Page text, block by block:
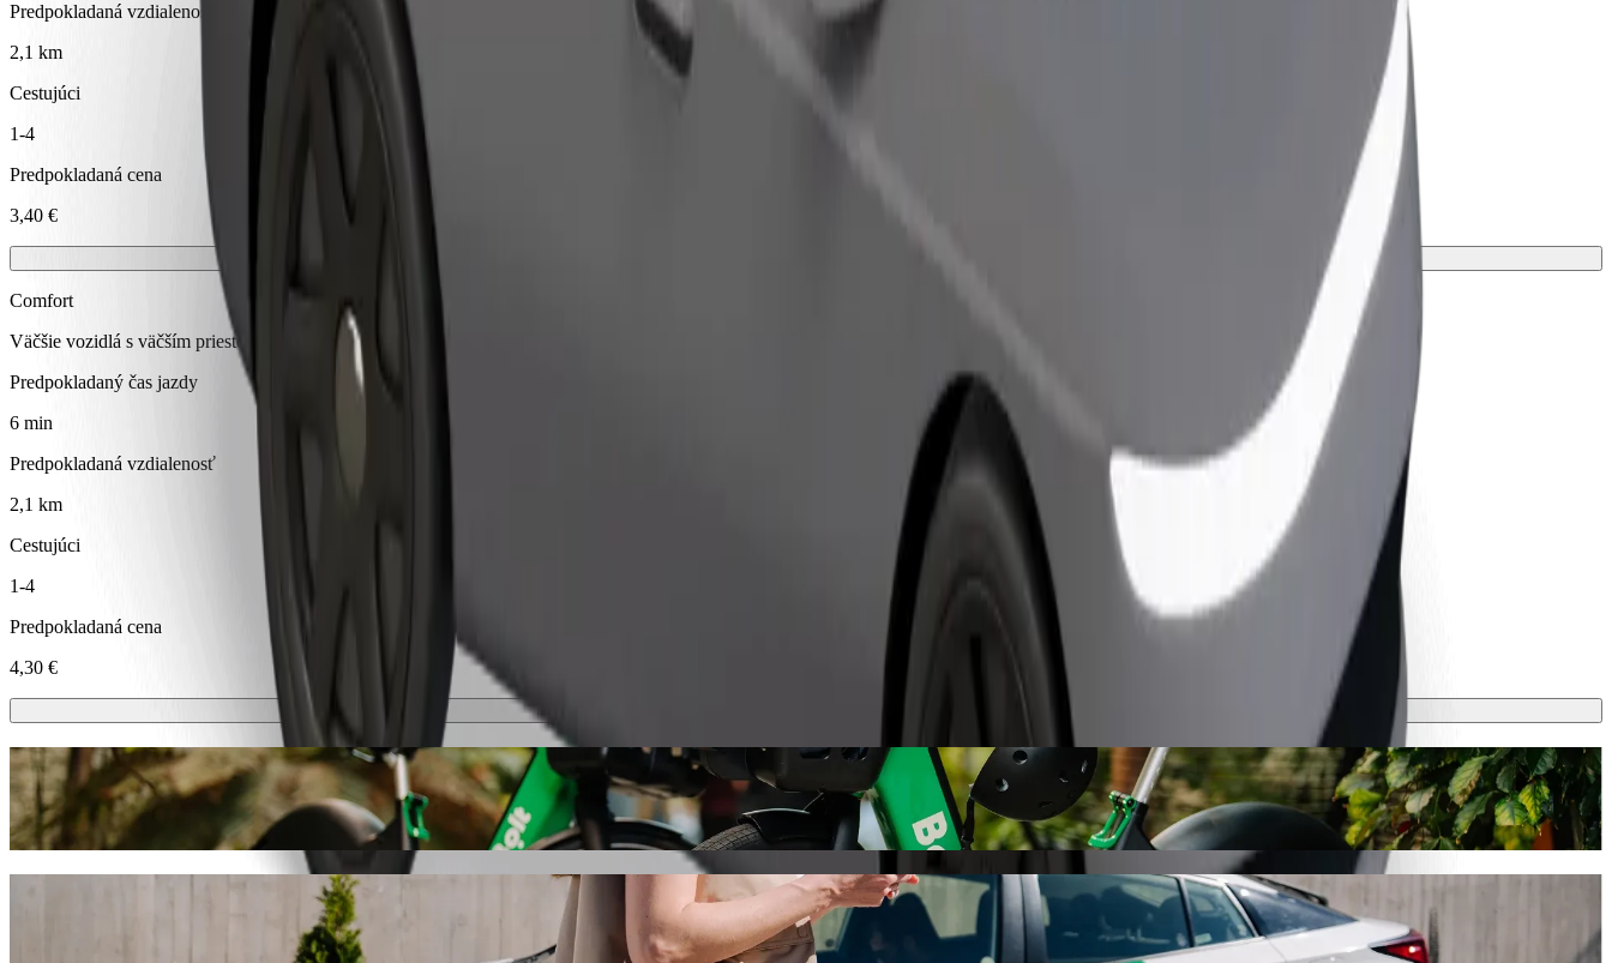
Predpokladaná vzdialenosť
2,1 km
Cestujúci
1-4
Predpokladaná cena
3,40 €
Comfort
Väčšie vozidlá s väčším priestorom na nohy a úložným priestorom
Predpokladaný čas jazdy
6 min
Predpokladaná vzdialenosť
2,1 km
Cestujúci
1-4
Predpokladaná cena
4,30 €
Kolobežky alebo e-bicykle
Pohybuj sa po meste Nitra na kolobežkách alebo e-bicykloch
Stiahni si Bolt appku
Odveź sa z Autobusová stanica Nitra do Poliklinika Klokočina s odvozom autom Bolt
Ak hľadáš najlepšiu cenu na cestu do Poliklinika Klokočina, odporúčame vybrať si odvoz autom Bolt. Pri jazde s Boltom bude táto cesta trvať približne 6 min a bude stáť približne 3,40 € EUR. Máme pre teba